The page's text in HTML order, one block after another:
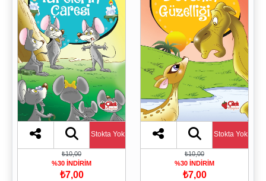
Stokta Yok
₺10,00
%30 İNDİRİM
₺7,00
Stokta Yok
₺10,00
%30 İNDİRİM
₺7,00